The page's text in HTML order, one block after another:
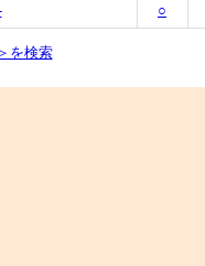
○
を検索